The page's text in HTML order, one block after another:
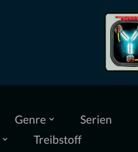
Genre Serien
Treibstoff